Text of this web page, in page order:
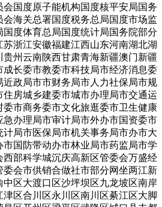
国度原子能机构国度核平安局国务
会海关总署国度税务总局国度市场监
度体育总局国度统计局国务院部分
浙江安徽福建江西山东河南湖北湖
州云南陕西甘肃青海新疆澳门新疆
长委市教委市科技局市经济消息委
政局市市财务局市人力社保局市规
房城乡建委市城市办理局市交通运
市商务委市文化旅逛委市卫生健康
办理局市审计局市外办市国资委市
局市医保局市机关事务局市办市大
国防带动办市林业局市药监局市学
部科学城沉庆高新区管委会万盛经
会市供销合做社市部分网坐两江新
中区大渡口区沙坪坝区九龙坡区南岸
津区合川区永川区南川区綦江区大脚